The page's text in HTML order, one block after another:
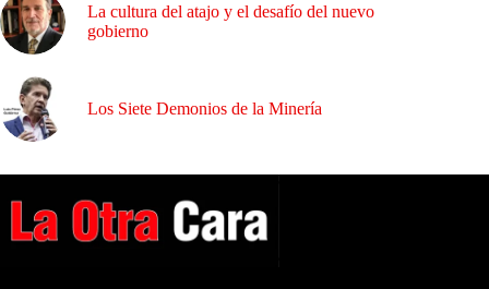
La cultura del atajo y el desafío del nuevo
gobierno
Los Siete Demonios de la Minería